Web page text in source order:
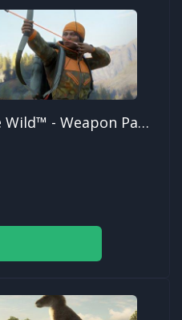
theHunter: Call of the Wild™ - Weapon Pack 1